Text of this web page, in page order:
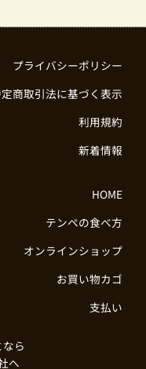
ら
へ
HOME
テンペの食べ方
オンラインショップ
お買い物カゴ
支払い
プライバシーポリシー
商取引法に基づく表示
利用規約
新着情報